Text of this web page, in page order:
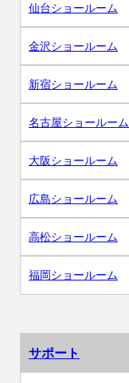
仙台ショールーム
金沢ショールーム
新宿ショールーム
名古屋ショールーム
大阪ショールーム
広島ショールーム
高松ショールーム
福岡ショールーム
サポート